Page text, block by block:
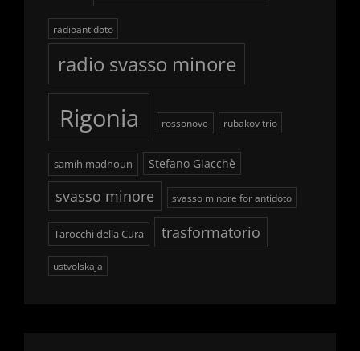
radioantidoto
radio svasso minore
Rigonia rossonove rubakov trio
samih madhoun Stefano Giacchè
svasso minore svasso minore for antidoto
Tarocchi della Cura trasformatorio
ustvolskaja